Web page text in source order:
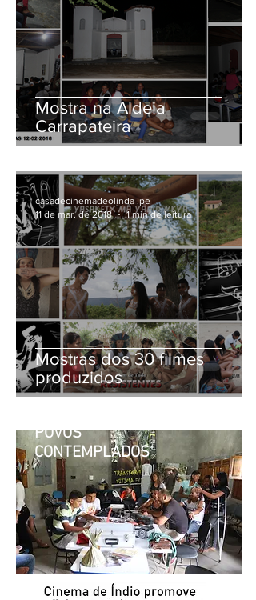
POVOS
CONTEMPLADOS
Mostra na Aldeia
Carrapateira
Mostras dos 30 filmes
produzidos
casadecinemadeolinda .pe
11 de mar. de 2018
1 min de leitura